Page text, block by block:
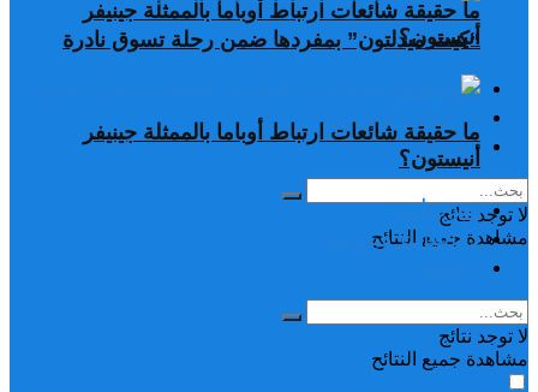
ما حقيقة شائعات ارتباط أوباما بالممثلة جينيفر
أنيستون؟
تغريدات
دراسات وبحوث
رياضة
لا توجد نتائج
مشاهدة جميع النتائح
“كيت ميدلتون” بمفردها ضمن رحلة تسوق نادرة
ما حقيقة شائعات ارتباط أوباما بالممثلة جينيفر
أنيستون؟
تغريدات
دراسات وبحوث
لا توجد نتائج
مشاهدة جميع النتائح